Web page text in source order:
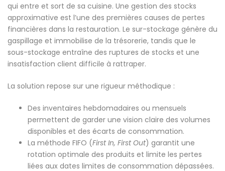
qui entre et sort de sa cuisine. Une gestion des stocks
approximative est l’une des premières causes de pertes
financières dans la restauration. Le sur-stockage génère du
gaspillage et immobilise de la trésorerie, tandis que le
sous-stockage entraîne des ruptures de stocks et une
insatisfaction client difficile à rattraper.
La solution repose sur une rigueur méthodique :
Des inventaires hebdomadaires ou mensuels
permettent de garder une vision claire des volumes
disponibles et des écarts de consommation.
La méthode FIFO (First In, First Out) garantit une
rotation optimale des produits et limite les pertes
liées aux dates limites de consommation dépassées.